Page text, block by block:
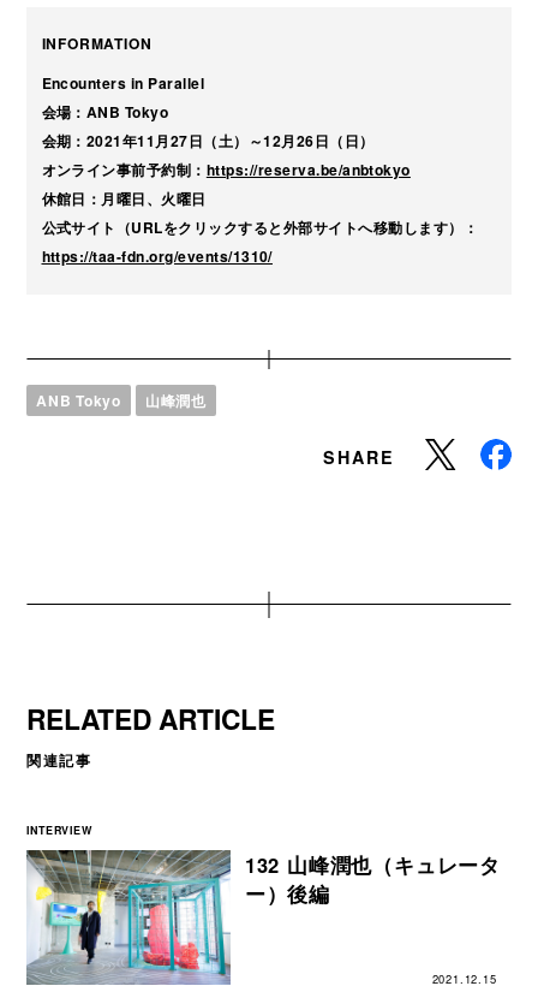
INFORMATION
Encounters in Parallel
会場：ANB Tokyo
会期：2021年11月27日（土）～12月26日（日）
オンライン事前予約制： https://reserva.be/anbtokyo
休館日：月曜日、火曜日
公式サイト（URLをクリックすると外部サイトへ移動します）：
https://taa-fdn.org/events/1310/
ANB Tokyo 山峰潤也
SHARE
RELATED ARTICLE
関連記事
INTERVIEW
132 山峰潤也（キュレータ
ー）後編
2021.12.15